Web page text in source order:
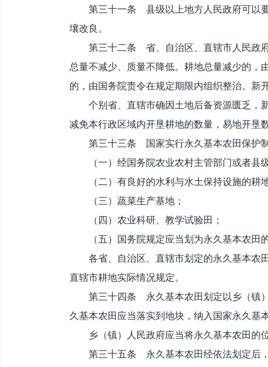
第三十一条 县级以上地方人民政府可以要
壤改良。
第三十二条 省、自治区、直辖市人民政府
总量不减少、质量不降低。耕地总量减少的，
的，由国务院责令在规定期限内组织整治。新
个别省、直辖市确因土地后备资源匮乏，新
减免本行政区域内开垦耕地的数量，易地开垦
第三十三条 国家实行永久基本农田保护制
（一）经国务院农业农村主管部门或者县级
（二）有良好的水利与水土保持设施的耕地
（三）蔬菜生产基地；
（四）农业科研、教学试验田；
（五）国务院规定应当划为永久基本农田
各省、自治区、直辖市划定的永久基本农田
直辖市耕地实际情况规定。
第三十四条 永久基本农田划定以乡（镇）
久基本农田应当落实到地块，纳入国家永久基
乡（镇）人民政府应当将永久基本农田的
第三十五条 永久基本农田经依法划定后，